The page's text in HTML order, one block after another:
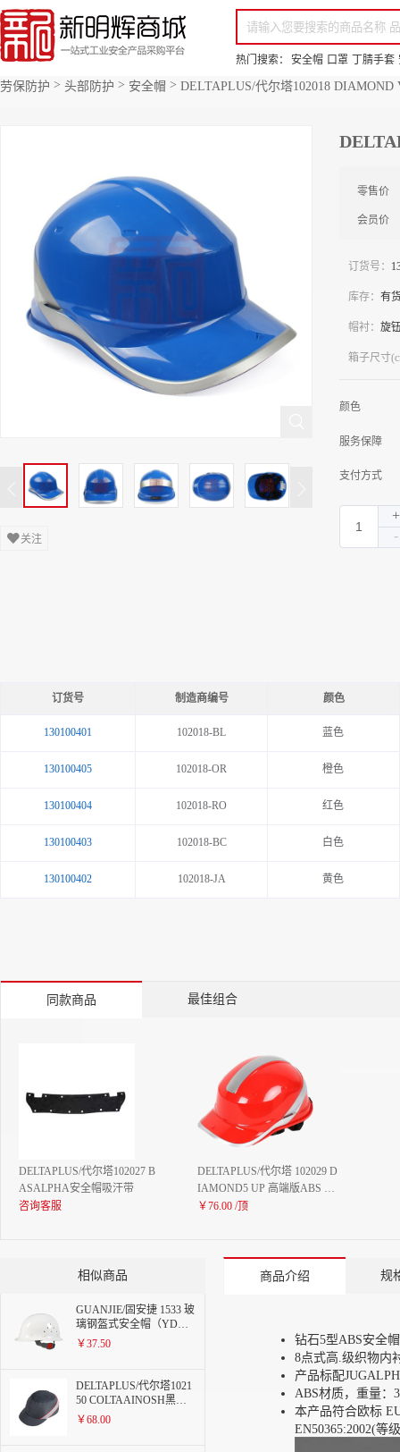
你好，欢迎来到新明辉！ 请登录
免费注册
专属服务 超低折扣价
热门搜索：
安全帽 口罩 丁腈手套
全部商品分类 场景采购 品
劳保防护 > 头部防护 > 安全帽 > DELTAPLUS/代尔塔102018
关注
零售价
会员价
订货号：
库存： 有
帽衬： 旋
箱子尺寸
颜色
服务保障
支付方式
订货号 制造商编号 颜色
130100401 102018-BL 蓝色
130100405 102018-OR 橙色
130100404 102018-RO 红色
130100403 102018-BC 白色
130100402 102018-JA 黄色
同款商品
DELTAPLUS/代尔塔102027 B
ASALPHA安全帽吸汗带
咨询客服
DELTAPLUS/代尔塔 102029 D
IAMOND5 UP 高端版ABS Y
型下颏带安全帽
￥76.00 /顶
最佳组合
相似商品
GUANJIE/固安捷 1533 玻
璃钢盔式安全帽（YD型
下颏带）
￥37.50
DELTAPLUS/代尔塔1021
50 COLTAAINOSH黑色
透气型防撞安全帽（帽檐
￥68.00
商品介绍 规
钻石5型ABS安全
8点式高.级织物内
产品标配
ABS材质，重量：
本产品符合欧标
EN50365:2002(等